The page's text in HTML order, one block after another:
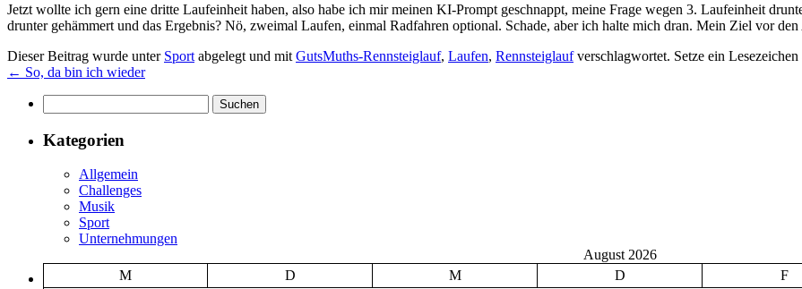
Jetzt wollte ich gern eine dritte Laufeinheit haben, also habe ich mir meinen KI-Prompt geschnappt, meine Frage wegen 3. Laufeinheit
drunter gehämmert und das Ergebnis? Nö, zweimal Laufen, einmal Radfahren optional. Schade, aber ich halte mich dran. Mein Ziel vor den
Dieser Beitrag wurde unter Sport abgelegt und mit GutsMuths-Rennsteiglauf, Laufen, Rennsteiglaufverschlagwortet. Setze ein Lesezeichen
← So, da bin ich wieder
nach:
Kategorien
Allgemein
Challenges
Musik
Sport
Unternehmungen
August 2026
M
D M D F